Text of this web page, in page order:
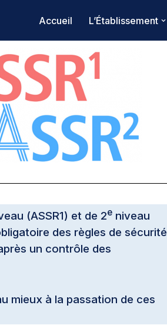
Accueil L’Établissement
(ASSR1) et de 2e niveau
des règles de sécurité
un contrôle des
mieux à la passation de ces